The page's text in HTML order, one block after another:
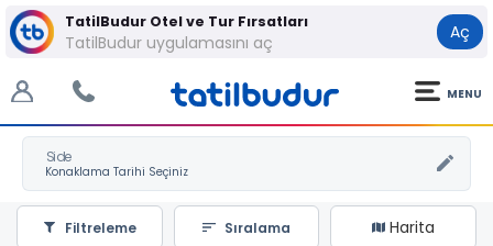
TatilBudur Otel ve Tur Fırsatları
TatilBudur uygulamasını aç Aç
MENU
Side
Harita
Sıralama
Filtreleme